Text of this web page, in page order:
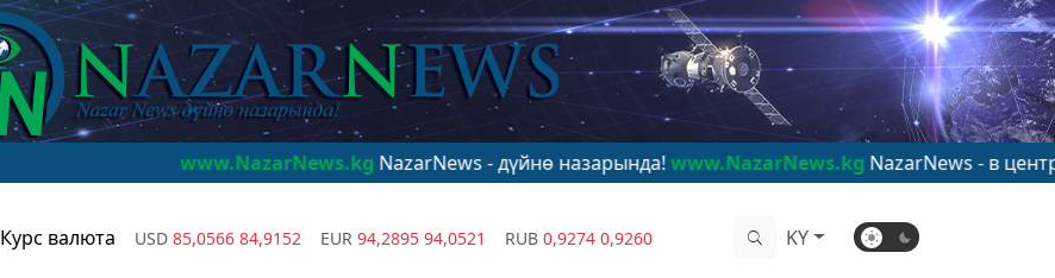
www.NazarNews.kgNazarNews - дүйнө назарында!www.NazarNews.kgNazarNews - в центре
Курс валюта USD 85,0566 84,9152 EUR 94,2895 94,0521 RUB 0,9274 0,9260 KY